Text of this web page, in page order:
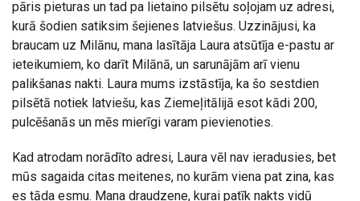
pāris pieturas un tad pa lietaino pilsētu soļojam uz adresi,
kurā šodien satiksim šejienes latviešus. Uzzinājusi, ka
braucam uz Milānu, mana lasītāja Laura atsūtīja e-pastu ar
ieteikumiem, ko darīt Milānā, un sarunājām arī vienu
palikšanas nakti. Laura mums izstāstīja, ka šo sestdien
pilsētā notiek latviešu, kas Ziemeļitālijā esot kādi 200,
pulcēšanās un mēs mierīgi varam pievienoties.
Kad atrodam norādīto adresi, Laura vēl nav ieradusies, bet
mūs sagaida citas meitenes, no kurām viena pat zina, kas
es tāda esmu. Mana draudzene, kurai patīk nakts vidū